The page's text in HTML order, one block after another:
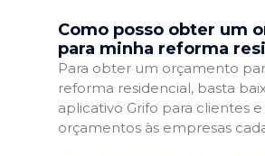
Como posso obter um
para minha reforma
Para obter um orçamento
reforma residencial, basta
aplicativo Grifo para clientes
orçamentos às empresas